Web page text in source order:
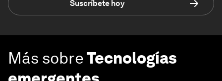
Suscríbete hoy
Más sobreTecnologías